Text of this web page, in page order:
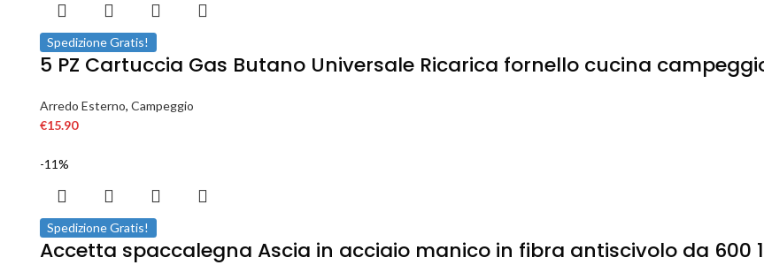
Spedizione Gratis!
5 PZ Cartuccia Gas Butano Universale Ricarica fornello cucina
Arredo Esterno, Campeggio
€15.90
-11%
Spedizione Gratis!
Accetta spaccalegna Ascia in acciaio manico in fibra antiscivolo da 600